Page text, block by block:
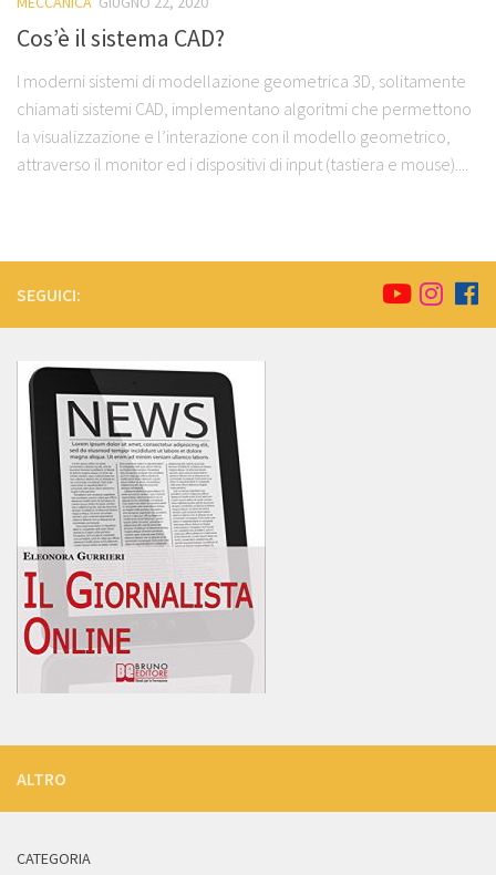
Cos’è il sistema CAD?
I moderni sistemi di modellazione geometrica 3D, solitamente
chiamati sistemi CAD, implementano algoritmi che permettono
la visualizzazione e l’interazione con il modello geometrico,
attraverso il monitor ed i dispositivi di input (tastiera e mouse)....
SEGUICI:
ALTRO
CATEGORIA